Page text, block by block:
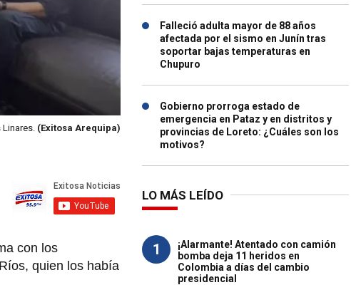
Linares. (Exitosa Arequipa)
con los
quien los había
Falleció adulta mayor de 88 años
afectada por el sismo en Junín tras
soportar bajas temperaturas en
Chupuro
Gobierno prorroga estado de
emergencia en Pataz y en distritos y
provincias de Loreto: ¿Cuáles son los
motivos?
LO MÁS LEÍDO
1
¡Alarmante! Atentado con camión
bomba deja 11 heridos en
Colombia a días del cambio
presidencial